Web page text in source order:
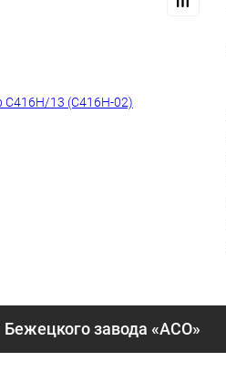
завода «АСО»